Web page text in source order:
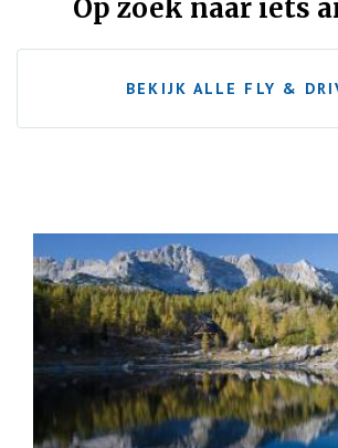
Op zoek naar iets
BEKIJK ALLE FLY &